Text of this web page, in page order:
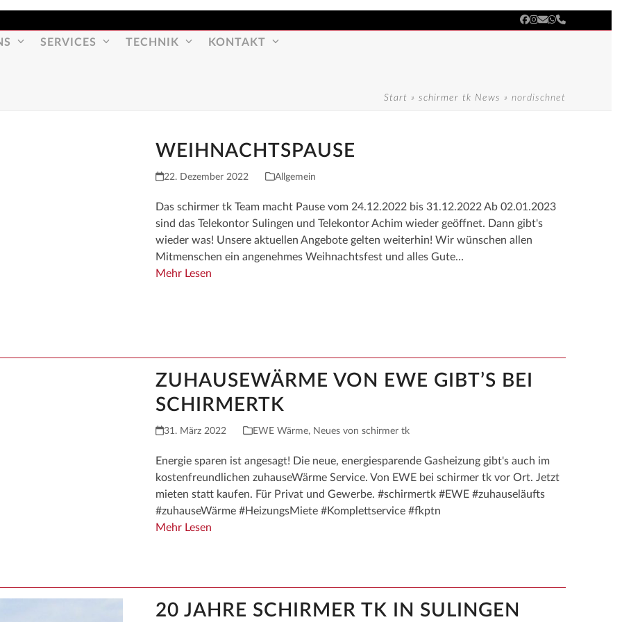
Facebook
Instagram
E-
Mail
Whatsapp
Telefon
SERVICES TECHNIK KONTAKT
Start »schirmer tk News »nordischnet
WEIHNACHTSPAUSE
22. Dezember 2022 Allgemein
Das schirmer tk Team macht Pause vom 24.12.2022 bis 31.12.2022 Ab 02.01.2023
sind das Telekontor Sulingen und Telekontor Achim wieder geöffnet. Dann gibt's
wieder was! Unsere aktuellen Angebote gelten weiterhin! Wir wünschen allen
Mitmenschen ein angenehmes Weihnachtsfest und alles Gute…
Mehr Lesen
ZUHAUSEWÄRME VON EWE GIBT’S BEI
SCHIRMERTK
31. März 2022 EWE Wärme, Neues von schirmer tk
Energie sparen ist angesagt! Die neue, energiesparende Gasheizung gibt's auch im
kostenfreundlichen zuhauseWärme Service. Von EWE bei schirmer tk vor Ort. Jetzt
mieten statt kaufen. Für Privat und Gewerbe. #schirmertk #EWE #zuhauseläufts
#zuhauseWärme #HeizungsMiete #Komplettservice #fkptn
Mehr Lesen
20 JAHRE SCHIRMER TK IN SULINGEN